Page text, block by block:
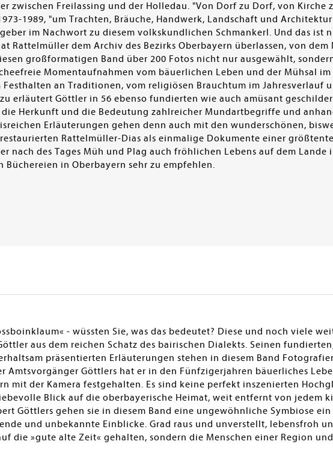
zwischen Freilassing und der Holledau. "Von Dorf zu Dorf, von Kirche
1989, "um Trachten, Bräuche, Handwerk, Landschaft und
im Nachwort zu diesem volkskundlichen Schmankerl. Und das ist
Rattelmüller dem Archiv des Bezirks Oberbayern überlassen, von
großformatigen Band über 200 Fotos nicht nur ausgewählt,
Momentaufnahmen vom bäuerlichen Leben und der Mühsal
an Traditionen, vom religiösen Brauchtum im Jahresverlauf
erläutert Göttler in 56 ebenso fundierten wie auch amüsant
Herkunft und die Bedeutung zahlreicher Mundartbegriffe und
Erläuterungen gehen denn auch mit den wunderschönen,
Rattelmüller-Dias als einmalige Dokumente einer
nach des Tages Müh und Plag auch fröhlichen Lebens auf dem Lande
Büchereien in Oberbayern sehr zu empfehlen.
- wüssten Sie, was das bedeutet? Diese und noch viele
aus dem reichen Schatz des bairischen Dialekts. Seinen
präsentierten Erläuterungen stehen in diesem Band
Amtsvorgänger Göttlers hat er in den Fünfzigerjahren bäuerliches
mit der Kamera festgehalten. Es sind keine perfekt inszenierten
Blick auf die oberbayerische Heimat, weit entfernt von jedem
Göttlers gehen sie in diesem Band eine ungewöhnliche Symbiose
und unbekannte Einblicke. Grad raus und unverstellt, lebensfroh
die »gute alte Zeit« gehalten, sondern die Menschen einer Region